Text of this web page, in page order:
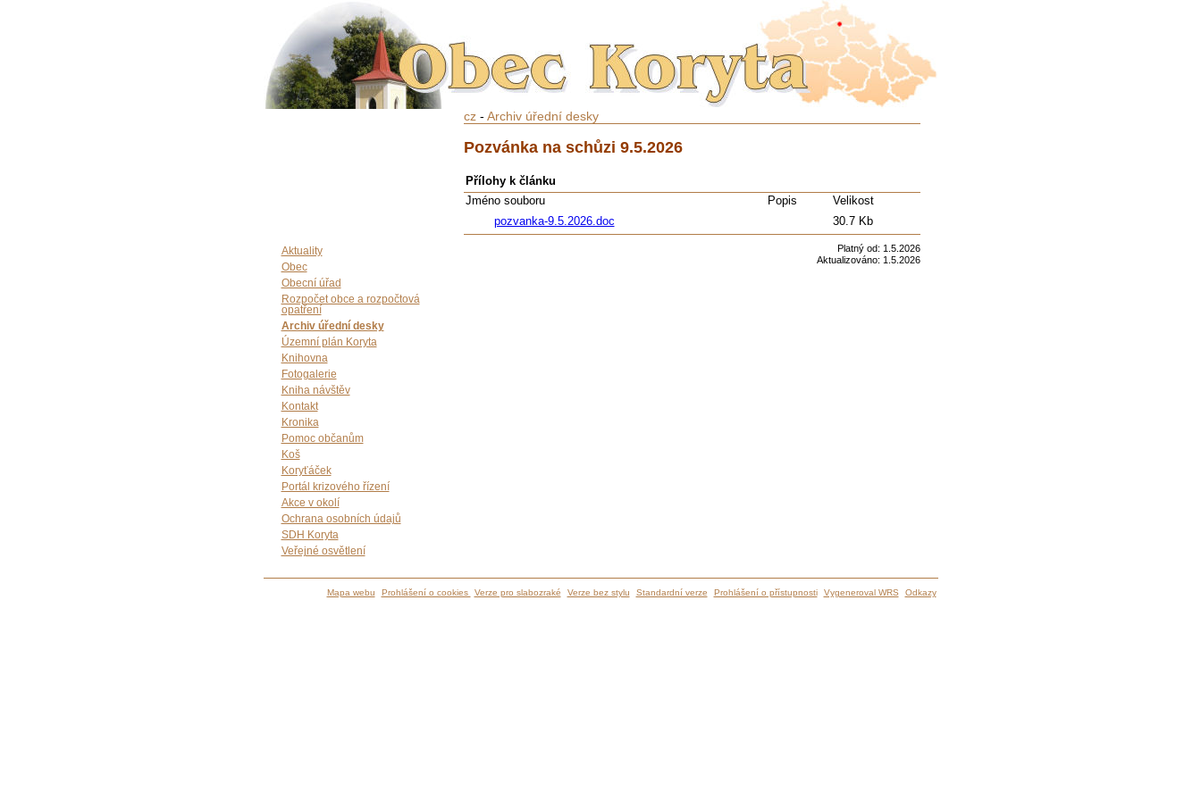
Aktuality
Obec
Obecní úřad
Rozpočet obce a rozpočtová
opatření
Archiv úřední desky
Územní plán Koryta
Knihovna
Fotogalerie
Kniha návštěv
Kontakt
Kronika
Pomoc občanům
Koš
Koryťáček
Portál krizového řízení
Akce v okolí
Ochrana osobních údajů
SDH Koryta
Veřejné osvětlení
cz- Archiv úřední desky
Pozvánka na schůzi 9.5.2026
Přílohy k článku
Jméno souboru
Popis
Velikost
pozvanka-9.5.2026.doc
30.7 Kb
Platný od: 1.5.2026
Aktualizováno: 1.5.2026
Mapa webu Prohlášení o cookies Verze pro slabozraké Verze bez stylu Standardní verze Prohlášení o přístupnosti Vygeneroval WRS Odkazy